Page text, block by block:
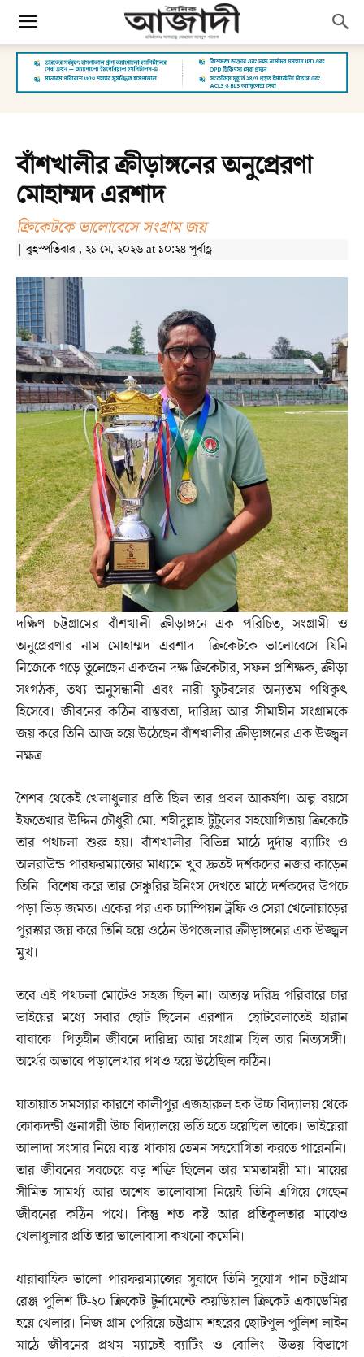
বাঁশখালীর ক্রীড়াঙ্গনের অনুপ্রেরণা
মোহাম্মদ এরশাদ
ক্রিকেটকে ভালোবেসে সংগ্রাম জয়
| বৃহস্পতিবার , ২১ মে, ২০২৬ at ১০:২৪ পূর্বাহ্ণ
দক্ষিণ চট্টগ্রামের বাঁশখালী ক্রীড়াঙ্গনে এক পরিচিত, সংগ্রামী ও
অনুপ্রেরণার নাম মোহাম্মদ এরশাদ। ক্রিকেটকে ভালোবেসে যিনি
নিজেকে গড়ে তুলেছেন একজন দক্ষ ক্রিকেটার, সফল প্রশিক্ষক, ক্রীড়া
সংগঠক, তথ্য অনুসন্ধানী এবং নারী ফুটবলের অন্যতম পথিকৃৎ
হিসেবে। জীবনের কঠিন বাস্তবতা, দারিদ্র্য আর সীমাহীন সংগ্রামকে
জয় করে তিনি আজ হয়ে উঠেছেন বাঁশখালীর ক্রীড়াঙ্গনের এক উজ্জ্বল
নক্ষত্র।
শৈশব থেকেই খেলাধুলার প্রতি ছিল তার প্রবল আকর্ষণ। অল্প বয়সে
ইফতেখার উদ্দিন চৌধুরী মো. শহীদুল্লাহ টুটুলের সহযোগিতায় ক্রিকেটে
তার পথচলা শুরু হয়। বাঁশখালীর বিভিন্ন মাঠে দুর্দান্ত ব্যাটিং ও
অলরাউন্ড পারফরম্যান্সের মাধ্যমে খুব দ্রুতই দর্শকদের নজর কাড়েন
তিনি। বিশেষ করে তার সেঞ্চুরির ইনিংস দেখতে মাঠে দর্শকদের উপচে
পড়া ভিড় জমত। একের পর এক চ্যাম্পিয়ন ট্রফি ও সেরা খেলোয়াড়ের
পুরস্কার জয় করে তিনি হয়ে ওঠেন উপজেলার ক্রীড়াঙ্গনের এক উজ্জ্বল
মুখ।
তবে এই পথচলা মোটেও সহজ ছিল না। অত্যন্ত দরিদ্র পরিবারে চার
ভাইয়ের মধ্যে সবার ছোট ছিলেন এরশাদ। ছোটবেলাতেই হারান
বাবাকে। পিতৃহীন জীবনে দারিদ্র্য আর সংগ্রাম ছিল তার নিত্যসঙ্গী।
অর্থের অভাবে পড়ালেখার পথও হয়ে উঠেছিল কঠিন।
যাতায়াত সমস্যার কারণে কালীপুর এজহারুল হক উচ্চ বিদ্যালয় থেকে
কোকদন্ডী গুনাগরী উচ্চ বিদ্যালয়ে ভর্তি হতে হয়েছিল তাকে। ভাইয়েরা
আলাদা সংসার নিয়ে ব্যস্ত থাকায় তেমন সহযোগিতা করতে পারেননি।
তার জীবনের সবচেয়ে বড় শক্তি ছিলেন তার মমতাময়ী মা। মায়ের
সীমিত সামর্থ্য আর অশেষ ভালোবাসা নিয়েই তিনি এগিয়ে গেছেন
জীবনের কঠিন পথে। কিন্তু শত কষ্ট আর প্রতিকূলতার মাঝেও
খেলাধুলার প্রতি তার ভালোবাসা কখনো কমেনি।
ধারাবাহিক ভালো পারফরম্যান্সের সুবাদে তিনি সুযোগ পান চট্টগ্রাম
রেঞ্জ পুলিশ টি-২০ ক্রিকেট টুর্নামেন্টে কয়ডিয়াল ক্রিকেট একাডেমির
হয়ে খেলার। নিজ গ্রাম পেরিয়ে চট্টগ্রাম শহরের ছোটপুল পুলিশ লাইন
মাঠে জীবনের প্রথম ম্যাচেই ব্যাটিং ও বোলিং—উভয় বিভাগে